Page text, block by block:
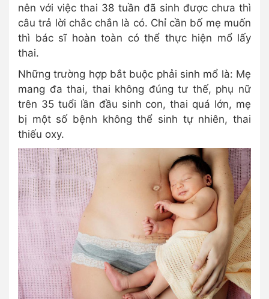
nên với việc thai 38 tuần đã sinh được chưa thì
câu trả lời chắc chắn là có. Chỉ cần bố mẹ muốn
thì bác sĩ hoàn toàn có thể thực hiện mổ lấy
thai.
Những trường hợp bắt buộc phải sinh mổ là: Mẹ
mang đa thai, thai không đúng tư thế, phụ nữ
trên 35 tuổi lần đầu sinh con, thai quá lớn, mẹ
bị một số bệnh không thể sinh tự nhiên, thai
thiếu oxy.